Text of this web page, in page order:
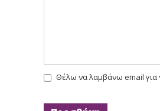
Θέλω να λαμβάνω email για